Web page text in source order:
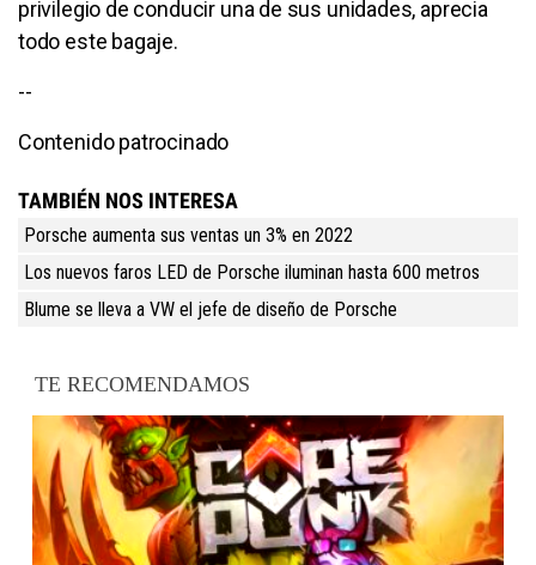
privilegio de conducir una de sus unidades, aprecia
todo este bagaje.
--
Contenido patrocinado
TAMBIÉN NOS INTERESA
Porsche aumenta sus ventas un 3% en 2022
Los nuevos faros LED de Porsche iluminan hasta 600 metros
Blume se lleva a VW el jefe de diseño de Porsche
TE RECOMENDAMOS